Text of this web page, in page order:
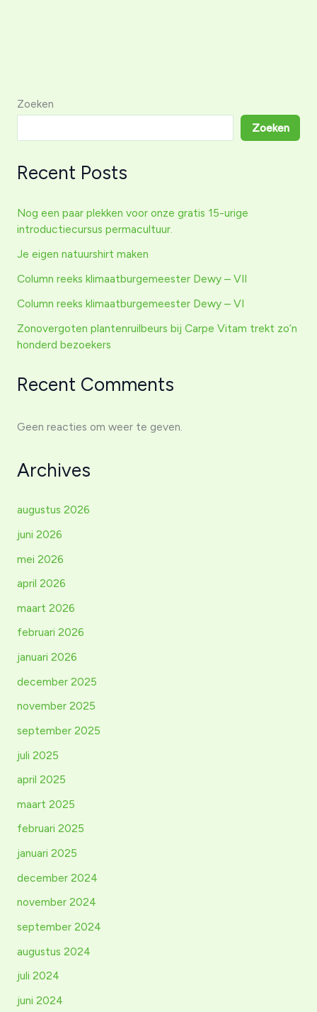
Zoeken
Zoeken
Recent Posts
Nog een paar plekken voor onze gratis 15-urige
introductiecursus permacultuur.
Je eigen natuurshirt maken
Column reeks klimaatburgemeester Dewy – VII
Column reeks klimaatburgemeester Dewy – VI
Zonovergoten plantenruilbeurs bij Carpe Vitam trekt zo’n
honderd bezoekers
Recent Comments
Geen reacties om weer te geven.
Archives
augustus 2026
juni 2026
mei 2026
april 2026
maart 2026
februari 2026
januari 2026
december 2025
november 2025
september 2025
juli 2025
april 2025
maart 2025
februari 2025
januari 2025
december 2024
november 2024
september 2024
augustus 2024
juli 2024
juni 2024